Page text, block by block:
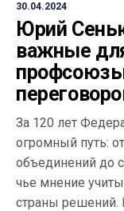
30.04.2024
Юрий
важные
За 120 лет
огромный путь:
объединений до
чье мнение
страны решений.